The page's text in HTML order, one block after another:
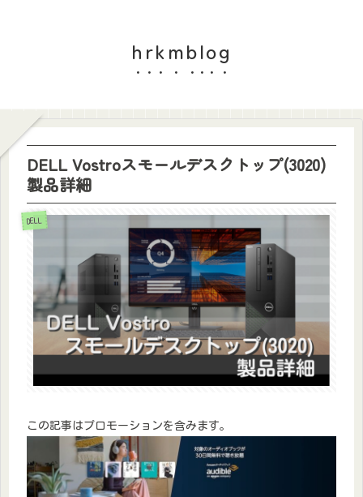
hrkmblog
DELL Vostroスモールデスクトップ(3020)
製品詳細
DELL
この記事はプロモーションを含みます。